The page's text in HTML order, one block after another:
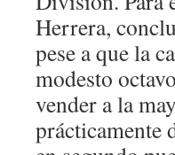
Herrera,
pese a que la
modesto
vender a la
prácticamente